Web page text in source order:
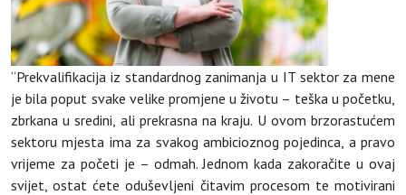
“Prekvalifikacija iz standardnog zanimanja u IT sektor za mene
je bila poput svake velike promjene u životu – teška u početku,
zbrkana u sredini, ali prekrasna na kraju. U ovom brzorastućem
sektoru mjesta ima za svakog ambicioznog pojedinca, a pravo
vrijeme za početi je – odmah. Jednom kada zakoračite u ovaj
svijet, ostat ćete oduševljeni čitavim procesom te motivirani